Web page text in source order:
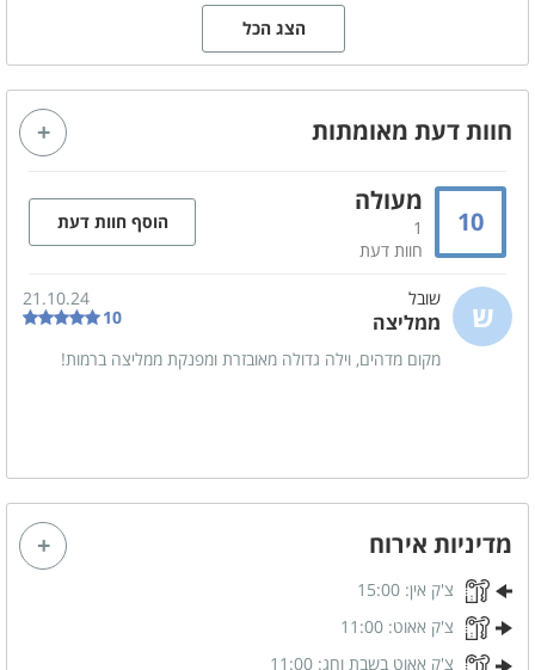
מתחם פנימי
מסך טלויזיה LCD
סלון מעוצב
מקרר יינות
קהל יעד
משפחות
מיקרוגל
מתקן מים
מקרר
כלי אוכל והגשה
2 תנורי אפייה
הצג הכל
חוות דעת מאומתות
10
מעולה
1
חוות דעת
הוסף חוות דעת
ש שובל
ממליצה
21.10.24
10
מקום מדהים, וילה גדולה מאובזרת ומפנקת ממליצה ברמות!
מדיניות אירוח
צ'ק אין: 15:00
צ'ק אאוט: 11:00
צ'ק אאוט בשבת וחג: 11:00